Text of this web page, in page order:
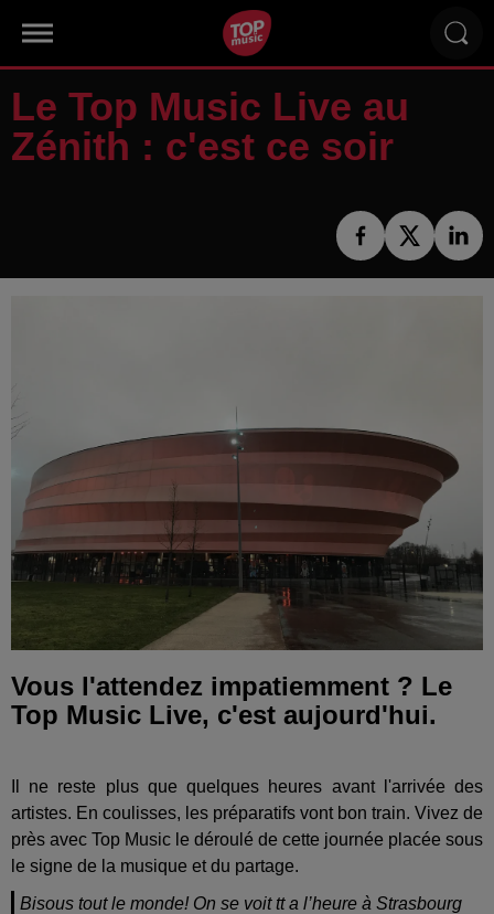
Le Top Music Live au
Zénith : c'est ce soir
Vous l'attendez impatiemment ? Le
Top Music Live, c'est aujourd'hui.
Il ne reste plus que quelques heures avant l'arrivée des
artistes. En coulisses, les préparatifs vont bon train. Vivez de
près avec Top Music le déroulé de cette journée placée sous
le signe de la musique et du partage.
Bisous tout le monde! On se voit tt a l’heure à Strasbourg